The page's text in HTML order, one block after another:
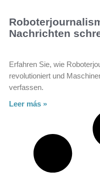
Nachrichten
Erfahren Sie, wie
revolutioniert und
verfassen.
Leer más »